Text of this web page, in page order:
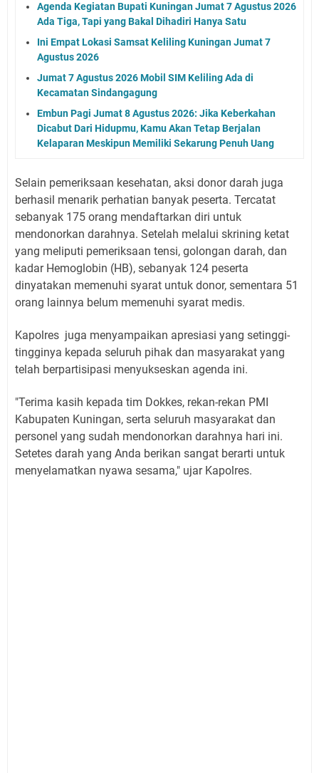
Agenda Kegiatan Bupati Kuningan Jumat 7 Agustus 2026
Ada Tiga, Tapi yang Bakal Dihadiri Hanya Satu
Ini Empat Lokasi Samsat Keliling Kuningan Jumat 7
Agustus 2026
Jumat 7 Agustus 2026 Mobil SIM Keliling Ada di
Kecamatan Sindangagung
Embun Pagi Jumat 8 Agustus 2026: Jika Keberkahan
Dicabut Dari Hidupmu, Kamu Akan Tetap Berjalan
Kelaparan Meskipun Memiliki Sekarung Penuh Uang
Selain pemeriksaan kesehatan, aksi donor darah juga
berhasil menarik perhatian banyak peserta. Tercatat
sebanyak 175 orang mendaftarkan diri untuk
mendonorkan darahnya. Setelah melalui skrining ketat
yang meliputi pemeriksaan tensi, golongan darah, dan
kadar Hemoglobin (HB), sebanyak 124 peserta
dinyatakan memenuhi syarat untuk donor, sementara 51
orang lainnya belum memenuhi syarat medis.
Kapolres juga menyampaikan apresiasi yang setinggi-
tingginya kepada seluruh pihak dan masyarakat yang
telah berpartisipasi menyukseskan agenda ini.
"Terima kasih kepada tim Dokkes, rekan-rekan PMI
Kabupaten Kuningan, serta seluruh masyarakat dan
personel yang sudah mendonorkan darahnya hari ini.
Setetes darah yang Anda berikan sangat berarti untuk
menyelamatkan nyawa sesama," ujar Kapolres.